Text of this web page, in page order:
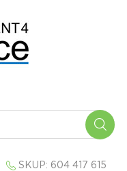
SKUP: 604 417 615